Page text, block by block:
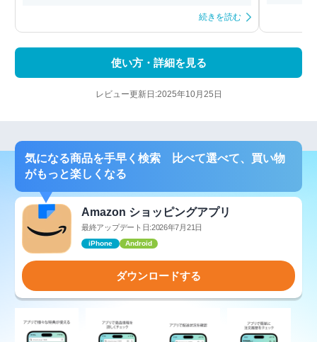
続きを読む
使い方・詳細を見る
レビュー更新日:2025年10月25日
気になる商品を手早く検索 比べて選べて、買い物
がもっと楽しくなる
Amazon ショッピングアプリ
最終アップデート日:2026年7月21日
iPhone Android
ダウンロードする